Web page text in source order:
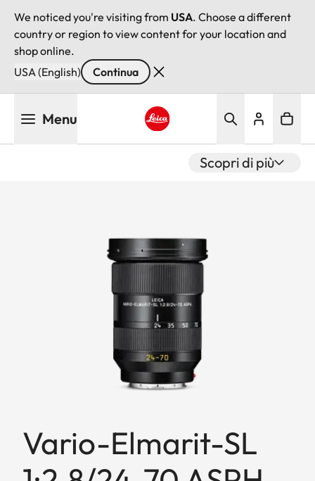
We noticed you're visiting from USA. Choose a different
country or region to view content for your location and
shop online.
USA (English)
Continua
Menu
Scopri di più
Vario-Elmarit-SL